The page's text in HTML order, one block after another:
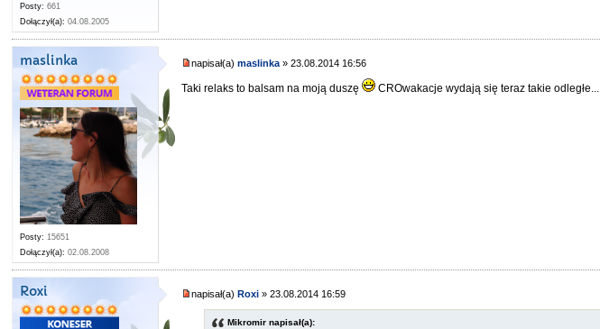
Posty: 661
Dołączył(a): 04.08.2005
maslinka
Posty: 15651
Dołączył(a): 02.08.2008
napisał(a)maslinka » 23.08.2014 16:56
Taki relaks to balsam na moją duszę CROwakacje wydają się teraz takie odległe...
Roxi napisał(a)Roxi » 23.08.2014 16:59
Mikromir napisał(a):